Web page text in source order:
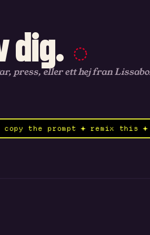
dig.
press, eller ett hej fran
✦ copy the prompt ✦